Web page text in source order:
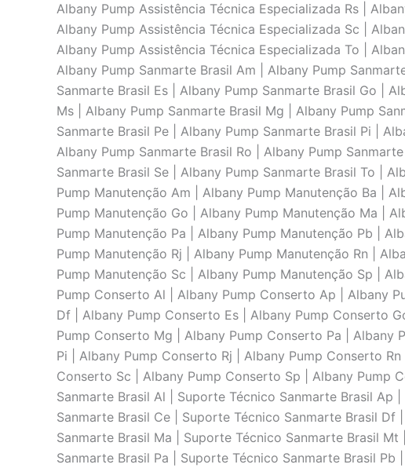
Albany Pump Assistência Técnica Especializada Rs |
Albany Pump Assistência Técnica Especializada Sc |
Albany Pump Assistência Técnica Especializada To |
Albany Pump Sanmarte Brasil Am | Albany Pump
Sanmarte Brasil Es | Albany Pump Sanmarte Brasil Go |
Ms | Albany Pump Sanmarte Brasil Mg | Albany Pump
Sanmarte Brasil Pe | Albany Pump Sanmarte Brasil Pi |
Albany Pump Sanmarte Brasil Ro | Albany Pump
Sanmarte Brasil Se | Albany Pump Sanmarte Brasil To |
Pump Manutenção Am | Albany Pump Manutenção Ba |
Pump Manutenção Go | Albany Pump Manutenção Ma |
Pump Manutenção Pa | Albany Pump Manutenção Pb |
Pump Manutenção Rj | Albany Pump Manutenção Rn |
Pump Manutenção Sc | Albany Pump Manutenção Sp |
Pump Conserto Al | Albany Pump Conserto Ap | Albany
Df | Albany Pump Conserto Es | Albany Pump Conserto
Pump Conserto Mg | Albany Pump Conserto Pa | Albany
Pi | Albany Pump Conserto Rj | Albany Pump Conserto
Conserto Sc | Albany Pump Conserto Sp | Albany Pump
Sanmarte Brasil Al | Suporte Técnico Sanmarte Brasil
Sanmarte Brasil Ce | Suporte Técnico Sanmarte Brasil
Sanmarte Brasil Ma | Suporte Técnico Sanmarte Brasil
Sanmarte Brasil Pa | Suporte Técnico Sanmarte Brasil